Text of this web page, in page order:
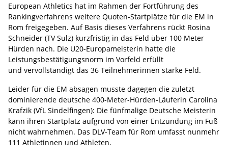
European Athletics hat im Rahmen der Fortführung des
Rankingverfahrens weitere Quoten-Startplätze für die EM in
Rom freigegeben. Auf Basis dieses Verfahrens rückt Rosina
Schneider (TV Sulz) kurzfristig in das Feld über 100 Meter
Hürden nach. Die U20-Europameisterin hatte die
Leistungsbestätigungsnorm im Vorfeld erfüllt
und vervollständigt das 36 Teilnehmerinnen starke Feld.
Leider für die EM absagen musste dagegen die zuletzt
dominierende deutsche 400-Meter-Hürden-Läuferin Carolina
Krafzik (VfL Sindelfingen): Die fünfmalige Deutsche Meisterin
kann ihren Startplatz aufgrund von einer Entzündung im Fuß
nicht wahrnehmen. Das DLV-Team für Rom umfasst nunmehr
111 Athletinnen und Athleten.